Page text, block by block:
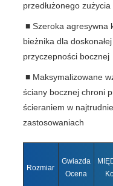
przedłużonego zużycia
■ Szeroka agresywna
bieżnika dla doskonałej
przyczepności bocznej
■ Maksymalizowane
ściany bocznej chroni
ścieraniem w
zastosowaniach
Rozmiar
Gwiazda
Ocena